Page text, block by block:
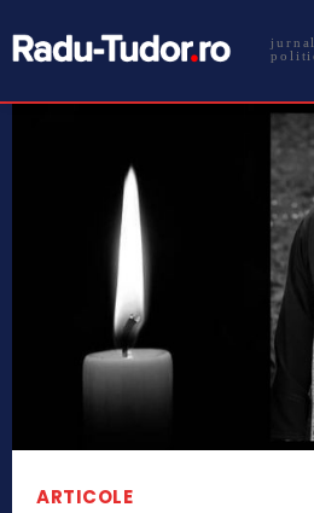
ARTICOLE